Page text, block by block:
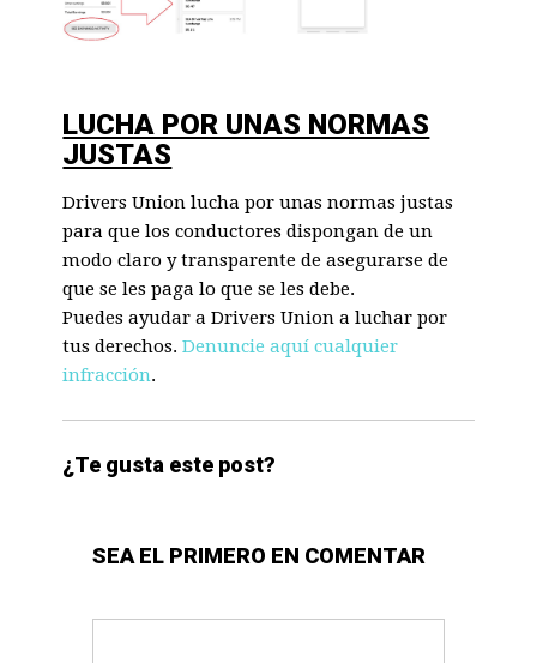
LUCHA POR UNAS NORMAS
JUSTAS
Drivers Union lucha por unas normas justas
para que los conductores dispongan de un
modo claro y transparente de asegurarse de
que se les paga lo que se les debe.
Puedes ayudar a Drivers Union a luchar por
tus derechos.Denuncie aquí cualquier
infracción.
¿Te gusta este post?
SEA EL PRIMERO EN COMENTAR